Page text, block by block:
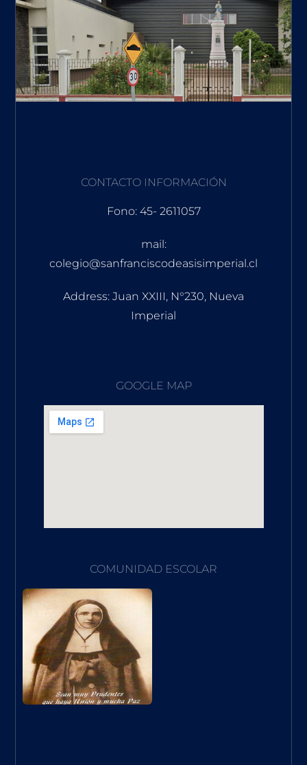
CONTACTO INFORMACIÓN
Fono: 45- 2611057
mail:
colegio@sanfranciscodeasisimperial.cl
Address: Juan XXIII, N°230, Nueva
Imperial
GOOGLE MAP
COMUNIDAD ESCOLAR